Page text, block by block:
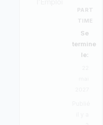
PART
TIME
Se
termine
le: